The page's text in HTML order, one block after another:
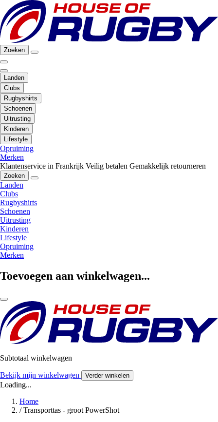
Zoeken
Landen
Clubs
Rugbyshirts
Schoenen
Uitrusting
Kinderen
Lifestyle
Opruiming
Merken
Klantenservice in Frankrijk Veilig betalen Gemakkelijk retourneren
Zoeken
Landen
Clubs
Rugbyshirts
Schoenen
Uitrusting
Kinderen
Lifestyle
Opruiming
Merken
Toevoegen aan winkelwagen...
Subtotaal winkelwagen
Bekijk mijn winkelwagen Verder winkelen
Loading...
Home
/ Transporttas - groot PowerShot